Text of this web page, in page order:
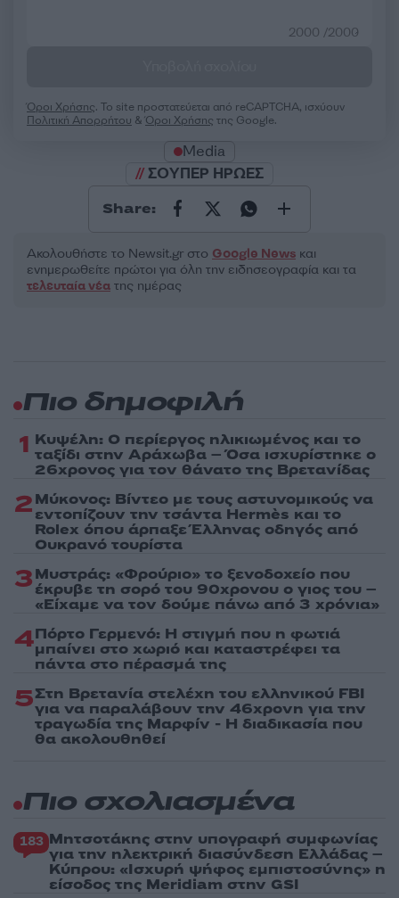
2000 /2000
Όροι Χρήσης. Το site προστατεύεται από reCAPTCHA, ισχύουν
Πολιτική Απορρήτου &Όροι Χρήσης της Google.
Media
ΣΟΥΠΕΡ ΗΡΩΕΣ
Share:
Ακολουθήστε το Νewsit.gr στο Google News και
ενημερωθείτε πρώτοι για όλη την ειδησεογραφία και τα
τελευταία νέα της ημέρας
Πιο δημοφιλή
1 Κυψέλη: Ο περίεργος ηλικιωμένος και το
ταξίδι στην Αράχωβα – Όσα ισχυρίστηκε ο
26χρονος για τον θάνατο της Βρετανίδας
2Μύκονος: Βίντεο με τους αστυνομικούς να
εντοπίζουν την τσάντα Hermès και το
Rolex όπου άρπαξε Έλληνας οδηγός από
Ουκρανό τουρίστα
3Μυστράς: «Φρούριο» το ξενοδοχείο που
έκρυβε τη σορό του 90χρονου ο γιος του –
«Είχαμε να τον δούμε πάνω από 3 χρόνια»
4Πόρτο Γερμενό: Η στιγμή που η φωτιά
μπαίνει στο χωριό και καταστρέφει τα
πάντα στο πέρασμά της
5Στη Βρετανία στελέχη του ελληνικού FBI
για να παραλάβουν την 46χρονη για την
τραγωδία της Μαρφίν - Η διαδικασία που
θα ακολουθηθεί
Πιο σχολιασμένα
183 Μητσοτάκης στην υπογραφή συμφωνίας
για την ηλεκτρική διασύνδεση Ελλάδας –
Κύπρου: «Ισχυρή ψήφος εμπιστοσύνης» η
είσοδος της Meridiam στην GSI